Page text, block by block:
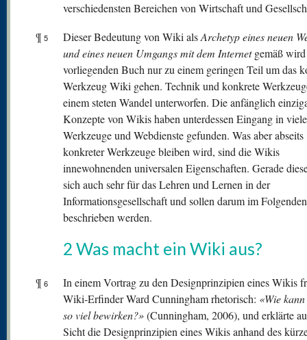
verschiedensten Bereichen von Wirtschaft und
¶ 5 Dieser Bedeutung von Wiki alsArchetyp eines neuen
und eines neuen Umgangs mit dem Internetgemäß
vorliegenden Buch nur zu einem geringen Teil um das
Werkzeug Wiki gehen. Technik und konkrete
einem steten Wandel unterworfen. Die anfänglich
Konzepte von Wikis haben unterdessen Eingang in
Werkzeuge und Webdienste gefunden. Was aber abseits
konkreter Werkzeuge bleiben wird, sind die Wikis
innewohnenden universalen Eigenschaften. Gerade
sich auch sehr für das Lehren und Lernen in der
Informationsgesellschaft und sollen darum im Folgenden
beschrieben werden.
2 Was macht ein Wiki aus?
¶ 6
In einem Vortrag zu den Designprinzipien eines Wikis
Wiki-Erfinder Ward Cunningham rhetorisch: «Wie
so viel bewirken?»(Cunningham, 2006), und erklärte
Sicht die Designprinzipien eines Wikis anhand des